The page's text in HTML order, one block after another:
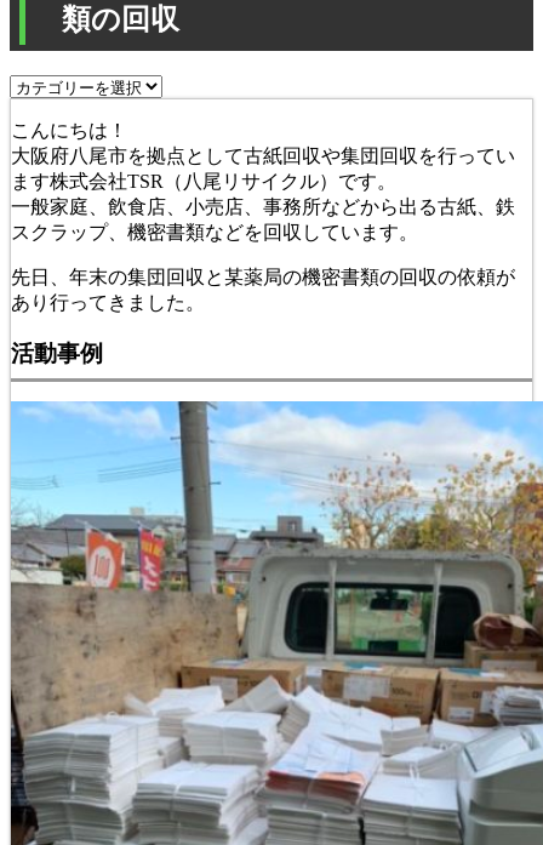
類の回収
こんにちは！
大阪府八尾市を拠点として古紙回収や集団回収を行ってい
ます株式会社TSR（八尾リサイクル）です。
一般家庭、飲食店、小売店、事務所などから出る古紙、鉄
スクラップ、機密書類などを回収しています。
先日、年末の集団回収と某薬局の機密書類の回収の依頼が
あり行ってきました。
活動事例